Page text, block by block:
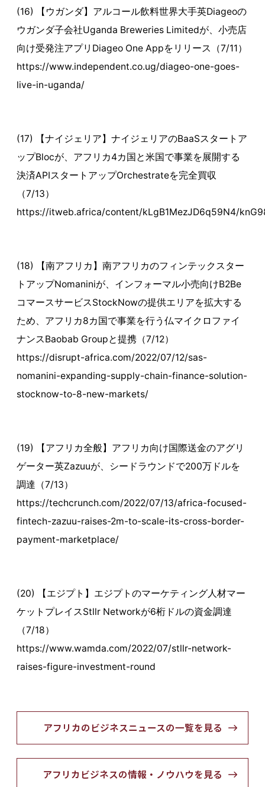
(16) 【ウガンダ】アルコール飲料世界大手英Diageoの
ウガンダ子会社Uganda Breweries Limitedが、小売店
向け受発注アプリDiageo One Appをリリース（7/11）
https://www.independent.co.ug/diageo-one-goes-
live-in-uganda/
(17) 【ナイジェリア】ナイジェリアのBaaSスタートア
ップBlocが、アフリカ4カ国と米国で事業を展開する
決済APIスタートアップOrchestrateを完全買収
（7/13）
https://itweb.africa/content/kLgB1MezJD6q59N4/
(18) 【南アフリカ】南アフリカのフィンテックスター
トアップNomaniniが、インフォーマル小売向けB2Be
コマースサービスStockNowの提供エリアを拡大する
ため、アフリカ8カ国で事業を行う仏マイクロファイ
ナンスBaobab Groupと提携（7/12）
https://disrupt-africa.com/2022/07/12/sas-
nomanini-expanding-supply-chain-finance-solution-
stocknow-to-8-new-markets/
(19) 【アフリカ全般】アフリカ向け国際送金のアグリ
ゲーター英Zazuuが、シードラウンドで200万ドルを
調達（7/13）
https://techcrunch.com/2022/07/13/africa-focused-
fintech-zazuu-raises-2m-to-scale-its-cross-border-
payment-marketplace/
(20) 【エジプト】エジプトのマーケティング人材マー
ケットプレイスStllr Networkが6桁ドルの資金調達
（7/18）
https://www.wamda.com/2022/07/stllr-network-
raises-figure-investment-round
アフリカのビジネスニュースの一覧を見る
アフリカビジネスの情報・ノウハウを見る